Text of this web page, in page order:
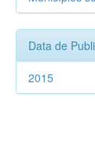
Data de
2015